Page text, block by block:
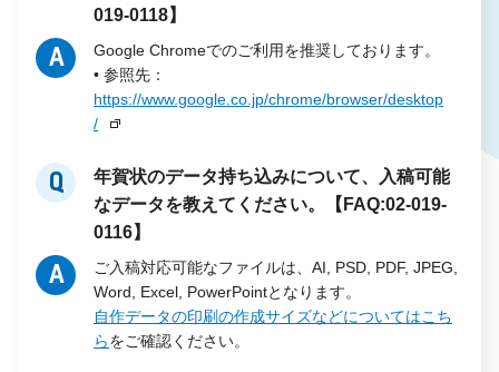
019-0118】
A
Google Chromeでのご利用を推奨しております。
• 参照先：
https://www.google.co.jp/chrome/browser/desktop
/
Q
年賀状のデータ持ち込みについて、入稿可能
なデータを教えてください。【FAQ:02-019-
0116】
A
ご入稿対応可能なファイルは、AI, PSD, PDF, JPEG,
Word, Excel, PowerPointとなります。
自作データの印刷の作成サイズなどについてはこち
らをご確認ください。